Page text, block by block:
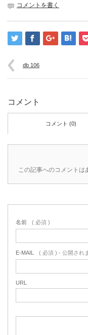
コメントを書く
db 106
コメント
コメント (0)
この記事へのコメントは
名前 ( 必須 )
E-MAIL ( 必須 ) - 公開され
URL